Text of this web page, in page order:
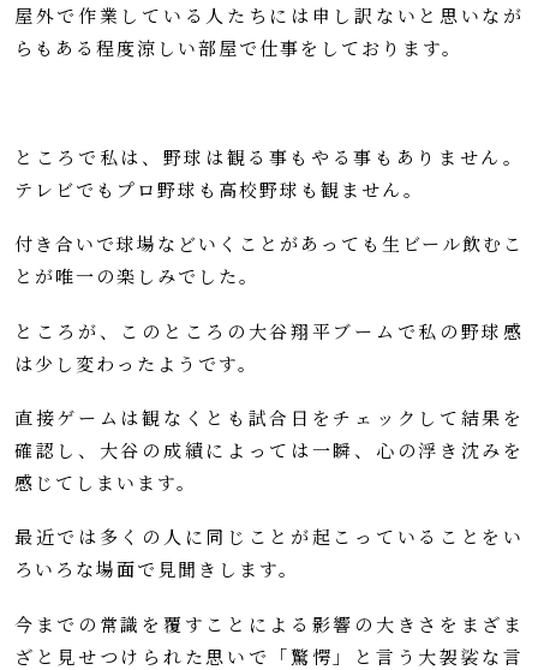
屋外で作業している人たちには申し訳ないと思いなが
らもある程度涼しい部屋で仕事をしております。
ところで私は、野球は観る事もやる事もありません。
テレビでもプロ野球も高校野球も観ません。
付き合いで球場などいくことがあっても生ビール飲むこ
とが唯一の楽しみでした。
ところが、このところの大谷翔平ブームで私の野球感
は少し変わったようです。
直接ゲームは観なくとも試合日をチェックして結果を
確認し、大谷の成績によっては一瞬、心の浮き沈みを
感じてしまいます。
最近では多くの人に同じことが起こっていることをい
ろいろな場面で見聞きします。
今までの常識を覆すことによる影響の大きさをまざま
ざと見せつけられた思いで「驚愕」と言う大袈裟な言